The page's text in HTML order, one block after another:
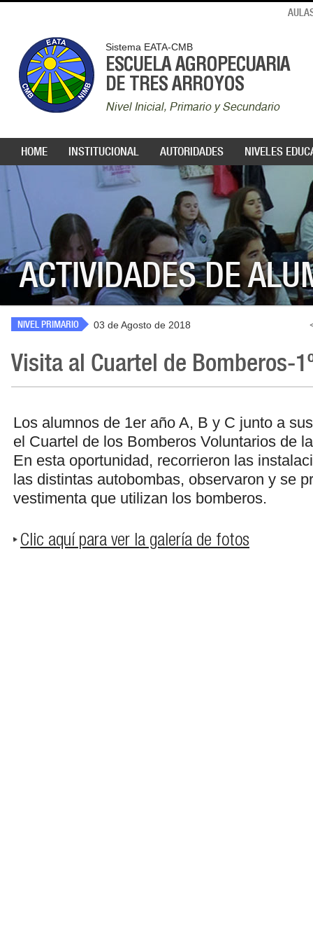
Sistema EATA-CMB
ESCUELA AGROPECUARIA
DE TRES ARROYOS
Nivel Inicial, Primario y Secundario
HOME INSTITUCIONAL AUTORIDADES NIVELES
ACTIVIDADES DE
NIVEL PRIMARIO 03 de Agosto de 2018
Visita al Cuartel de Bomberos-
Los alumnos de 1er año A, B y C junto a
el Cuartel de los Bomberos Voluntarios de
En esta oportunidad, recorrieron las
las distintas autobombas, observaron y se
vestimenta que utilizan los bomberos.
Clic aquí para ver la galería de fotos